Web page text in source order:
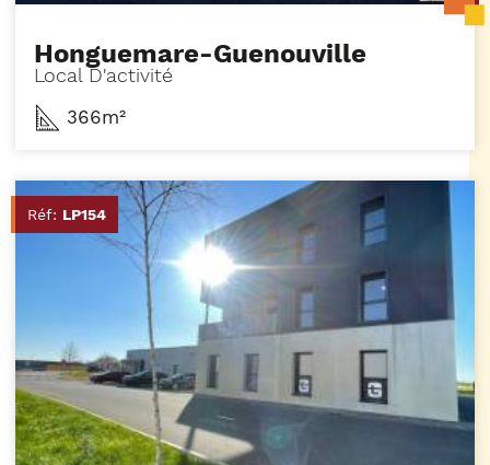
Honguemare-Guenouville
Local D'activité
366m²
Réf: LP154